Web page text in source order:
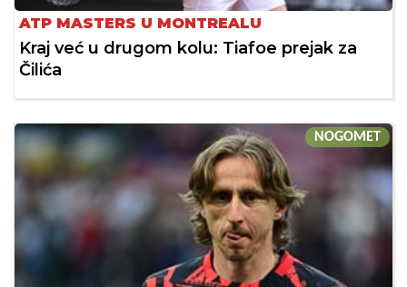
ATP MASTERS U MONTREALU
Kraj već u drugom kolu: Tiafoe prejak za
Čilića
NOGOMET